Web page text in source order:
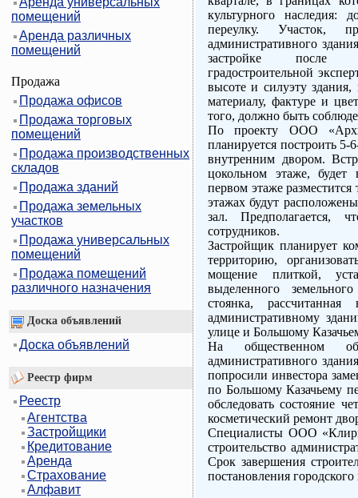
помещений
Аренда различных
помещений
Продажа
Продажа офисов
Продажа торговых
помещений
Продажа производственных
складов
Продажа зданий
Продажа земельных
участков
Продажа универсальных
помещений
Продажа помещений
различного назначения
Доска объявлений
Доска объявлений
Реестр фирм
Реестр
Агентства
Застройщики
Кредитование
Аренда
Страхование
Алфавит
культурного
переулку. Участок,
административного
застройке после
градостроительной
высоте и силуэту
материалу, фактуре и
того, должно быть
По проекту ООО
планируется построить
внутренним двором.
цокольном этаже,
первом этаже
этажах будут
зал. Предполагается,
сотрудников.
Застройщик планирует
территорию,
мощение плиткой,
выделенного
стоянка,
административному
улице и Большому
На общественном
административного
попросили инвестора
по Большому Казачьему
обследовать состояние
косметический ремонт
Специалисты ООО
строительство
Срок завершения
постановления городского